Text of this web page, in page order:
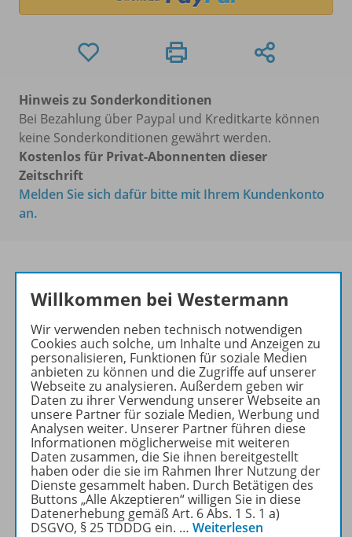
Hinweis zu Sonderkonditionen
Bei Bezahlung über Paypal und Kreditkarte können
keine Sonderkonditionen gewährt werden.
Kostenlos für Privat-Abonnenten dieser
Zeitschrift
Melden Sie sich dafür bitte mit Ihrem Kundenkonto
an.
PRAXIS
Ihr Wegweiser zu den
wichtigsten Seiten:
zu den Abo-Angeboten
zum Zeitschriftenkiosk
zum Online-Archiv
Mehr zur Zeitschrift
Willkommen bei Westermann
Wir verwenden neben technisch notwendigen
Cookies auch solche, um Inhalte und Anzeigen zu
personalisieren, Funktionen für soziale Medien
anbieten zu können und die Zugriffe auf unserer
Webseite zu analysieren. Außerdem geben wir
Daten zu ihrer Verwendung unserer Webseite an
unsere Partner für soziale Medien, Werbung und
Analysen weiter. Unserer Partner führen diese
Informationen möglicherweise mit weiteren
Daten zusammen, die Sie ihnen bereitgestellt
haben oder die sie im Rahmen Ihrer Nutzung der
Dienste gesammelt haben. Durch Betätigen des
Buttons „Alle Akzeptieren“ willigen Sie in diese
Datenerhebung gemäß Art. 6 Abs. 1 S. 1 a)
DSGVO, § 25 TDDDG ein. … Weiterlesen